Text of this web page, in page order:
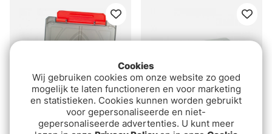
Cookies
Wij gebruiken cookies om onze website zo goed
mogelijk te laten functioneren en voor marketing
en statistieken. Cookies kunnen worden gebruikt
voor gepersonaliseerde en niet-
gepersonaliseerde advertenties. U kunt meer